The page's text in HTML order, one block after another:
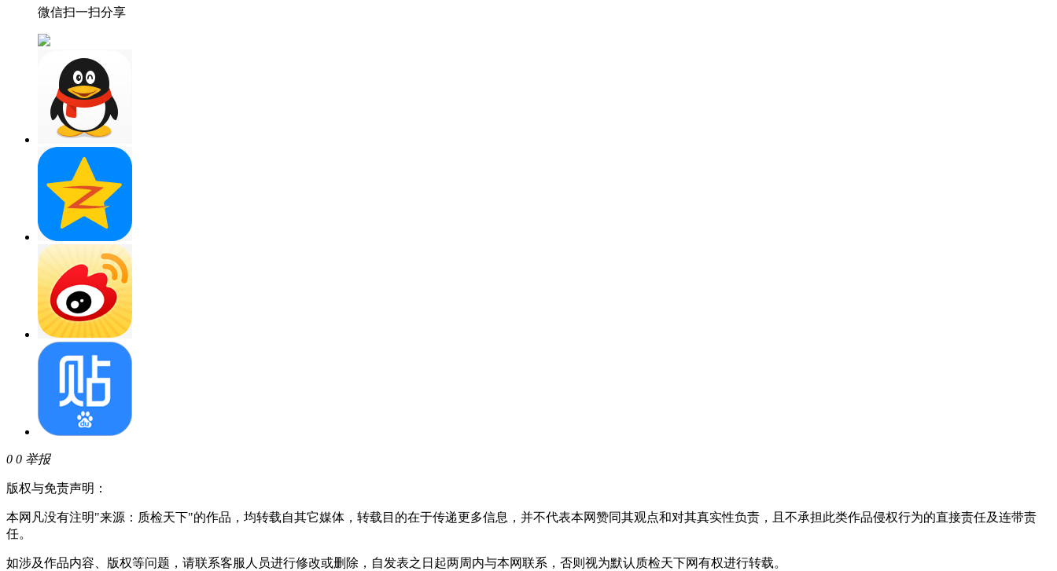
微信扫一扫分享
0 0 举报
版权与免责声明：
本网凡没有注明"来源：质检天下"的作品，均转载自其它媒体，转载目的在于传递更多信息，并不代表本网赞同其观点和对其真实性负责，且不承担此类作品侵权行为的直接责任及连带责
任。
如涉及作品内容、版权等问题，请联系客服人员进行修改或删除，自发表之日起两周内与本网联系，否则视为默认质检天下网有权进行转载。